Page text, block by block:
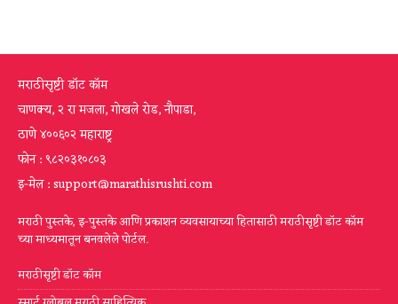
मराठीसृष्टी डॉट कॉम
चाणक्य, २ रा मजला, गोखले रोड, नौपाडा,
ठाणे ४००६०२ महाराष्ट्र
फोन : ९८२०३१०८०३
इ-मेल : support@marathisrushti.com
मराठी पुस्तके, इ-पुस्तके आणि प्रकाशन व्यवसायाच्या हितासाठी मराठीसृष्टी डॉट कॉम
च्या माध्यमातून बनवलेले पोर्टल.
मराठीसृष्टी डॉट कॉम